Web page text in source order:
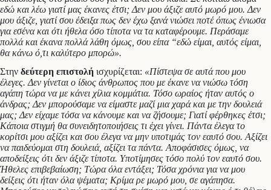
εδώ και λέω γιατί μας έκανες έτσι; Δεν μου άξιζε αυτό μωρό μου. Δεν
μου άξιζε, γιατί σου έδειξα πως δεν έχω ξανά νιώσει ποτέ όπως ένιωσα
για εσένα και ότι ήθελα όσο τίποτα να τα καταφέρουμε. Περάσαμε
πολλά και έκανα πολλά λάθη όμως, σου είπα “εδώ είμαι, αυτός είμαι,
θα κάνω ό,τι καλύτερο μπορώ».
Στην δεύτερη επιστολή ισχυρίζεται: «Πίστεψα σε αυτά που μου
έλεγες. Δεν γίνεται ο ίδιος άνθρωπος που με έκανε να νιώσω τόση
αγάπη τώρα να με κάνει χίλια κομμάτια. Τόσο ωραίος ήταν αυτός ο
άνδρας; Δεν μπορούσαμε να είμαστε μαζί μια χαρά και με την δουλειά
μας; Δεν είχαμε τόσα να κάνουμε και να ζήσουμε; Γιατί φέρθηκες έτσι;
Κάποια στιγμή θα συνειδητοποιήσεις τι έχει γίνει. Πάντα έλεγα το
κορίτσι μου αξίζει και σου έλεγα να μην υποτιμάς τον εαυτό σου. Αξίζει
να παιδεύομαι στη δουλειά, αξίζει τα πάντα. Αποφάσισες όμως, να
αποδείξεις ότι δεν άξιζε τίποτα. Υποτίμησες τόσο πολύ τον εαυτό σου.
Ήθελες επιβεβαίωση; Τώρα όλα εντάξει; Τόσα χρόνια για να μου
δείξεις ότι ήταν όλα ψέματα; Κρίμα ρε μωρό μου, σε αγάπησα.